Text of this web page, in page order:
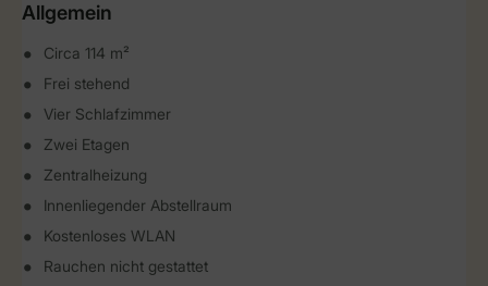
Allgemein
Circa 114 m²
Frei stehend
Vier Schlafzimmer
Zwei Etagen
Zentralheizung
Innenliegender Abstellraum
Kostenloses WLAN
Rauchen nicht gestattet